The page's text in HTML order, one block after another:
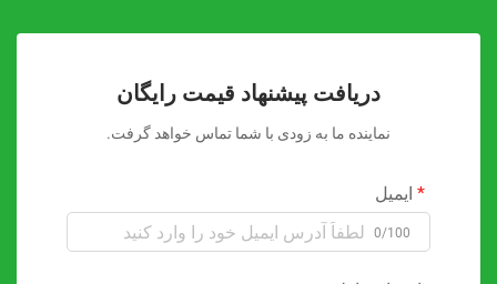
دریافت پیشنهاد قیمت رایگان
نماینده ما به زودی با شما تماس خواهد گرفت.
ایمیل
0/100